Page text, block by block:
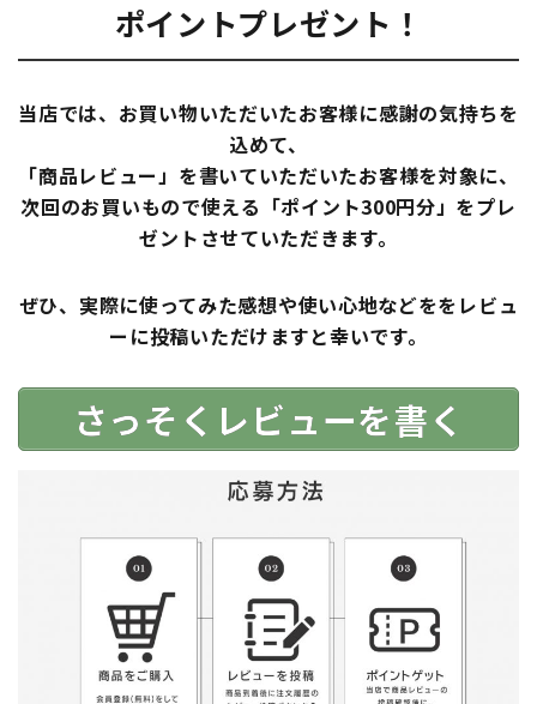
ポイントプレゼント！
当店では、お買い物いただいたお客様に感謝の気持ちを
込めて、
「商品レビュー」を書いていただいたお客様を対象に、
次回のお買いもので使える「ポイント300円分」をプレ
ゼントさせていただきます。
ぜひ、実際に使ってみた感想や使い心地などををレビュ
ーに投稿いただけますと幸いです。
さっそくレビューを書く